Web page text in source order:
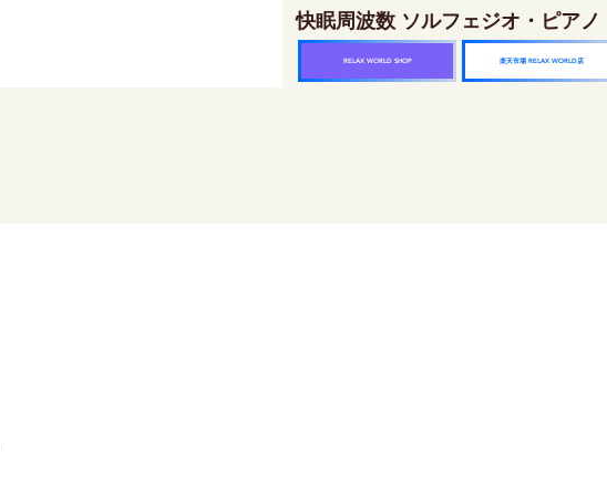
快眠周波数 ソルフェジオ・ピア
RELAX WORLD SHOP 楽天市場 RELAX WORLD店